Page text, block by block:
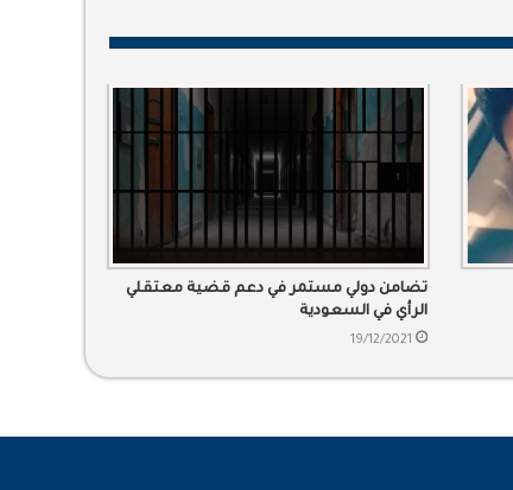
تضامن دولي مستمر في دعم قضية معتقلي
الرأي في السعودية
19/12/2021